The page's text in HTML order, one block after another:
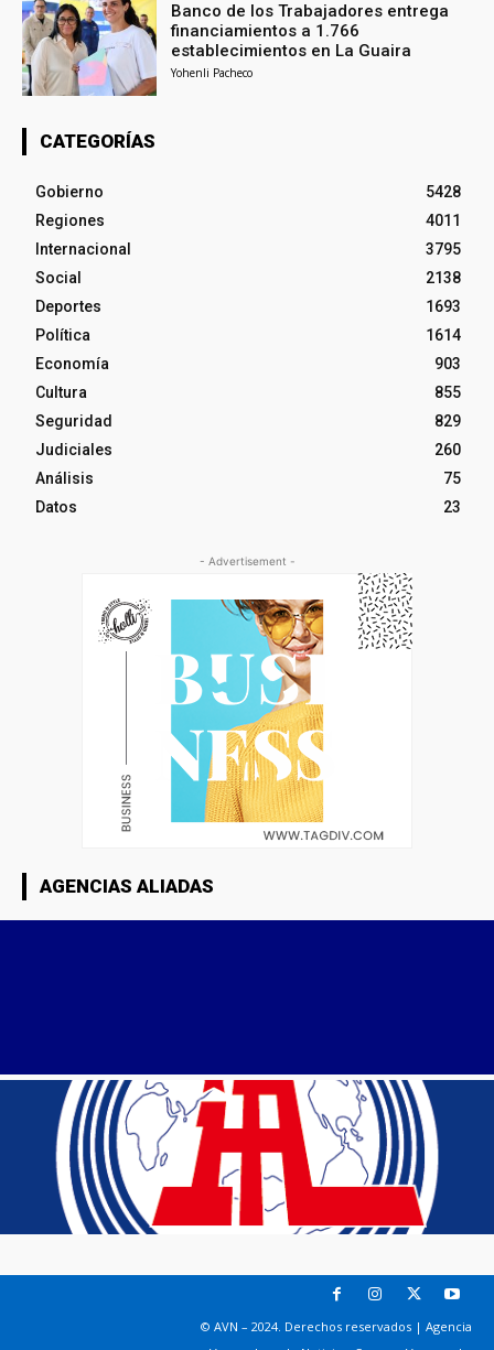
Banco de los Trabajadores entrega
financiamientos a 1.766
establecimientos en La Guaira
Yohenli Pacheco
CATEGORÍAS
Gobierno
5428
Regiones
4011
Internacional
3795
Social
2138
Deportes
1693
Política
1614
Economía
903
Cultura
855
Seguridad
829
Judiciales
260
Análisis
75
Datos
23
- Advertisement -
AGENCIAS ALIADAS
© AVN – 2024. Derechos reservados | Agencia